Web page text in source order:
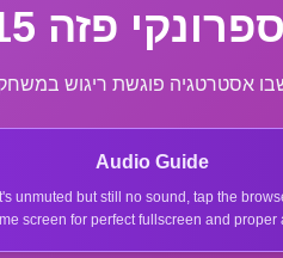
ספרונקי פזה 15
Audio Guide
unmuted but still no sound, tap the
screen for perfect fullscreen and proper